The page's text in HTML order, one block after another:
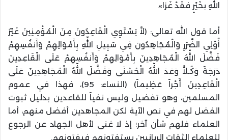
اللَّهِ بخَيْرٍ فقَدْ غَزا».
أما قول الله تعالى: (لاَّ يَسْتَوِي الْقَاعِدُونَ مِنَ الْمُؤْمِنِينَ غَيْرُ
أُوْلِي الضَّرَرِ وَالْمُجَاهِدُونَ فِي سَبِيلِ اللّهِ بِأَمْوَالِهِمْ وَأَنفُسِهِمْ
فَضَّلَ اللّهُ الْمُجَاهِدِينَ بِأَمْوَالِهِمْ وَأَنفُسِهِمْ عَلَى الْقَاعِدِينَ
دَرَجَةً وَكُـلاًّ وَعَدَ اللّهُ الْحُسْنَى وَفَضَّلَ اللّهُ الْمُجَاهِدِينَ عَلَى
الْقَاعِدِينَ أَجْراً عَظِيماً) (النساء: 95)، فهذا في عموم
المسلمين، وهو تفضيل وليس نفياً للقاعدين بدليل ثبوت
الفضل لهم في نص الآية لكن المجاهدين أفضل منهم، أما
العلماء فلهم شأن آخر؛ إذ لا غنى لأهل الجهاد عن الرجوع
للعلماء الثقات الربانيين يستفتونهم فيفتونهم.